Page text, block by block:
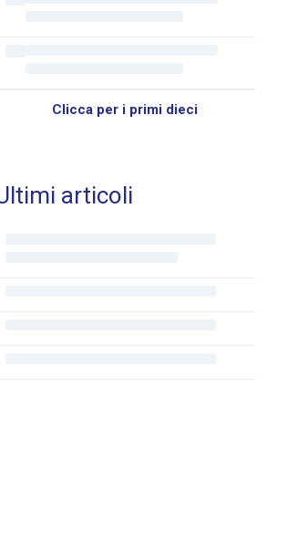
Clicca per i primi dieci
articoli